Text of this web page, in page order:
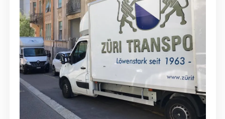
Günstige Umzüge - Hervorragender